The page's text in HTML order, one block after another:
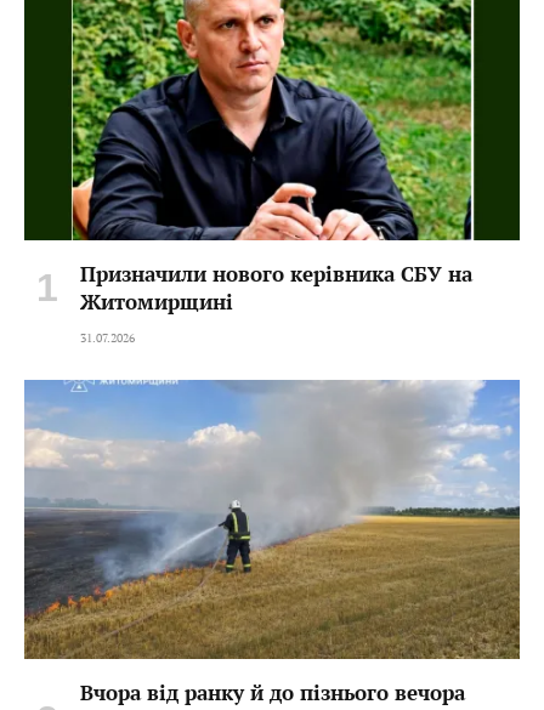
Призначили нового керівника СБУ на
Житомирщині
31.07.2026
Вчора від ранку й до пізнього вечора